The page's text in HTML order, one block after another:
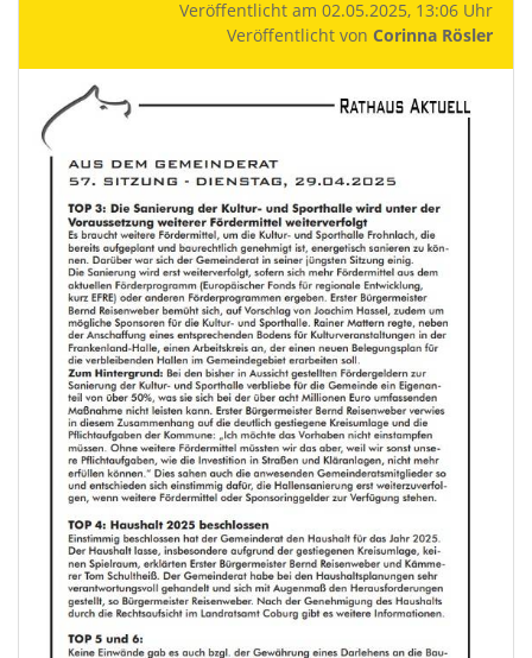
Veröffentlicht am 02.05.2025, 13:06 Uhr
Veröffentlicht von Corinna Rösler